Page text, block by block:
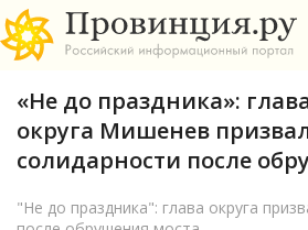
«Не до праздника»:
округа Мишенев
солидарности после
"Не до праздника": глава округа